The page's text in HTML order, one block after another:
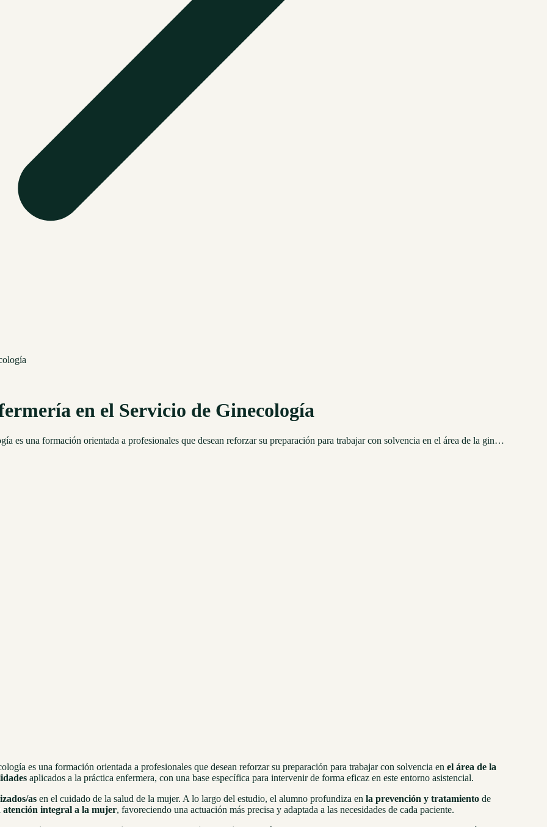
en el Servicio de Ginecología
es una formación orientada a profesionales que desean reforzar su preparación para trabajar con solvencia en el área de la gin…
es una formación orientada a profesionales que desean reforzar su preparación para trabajar con solvencia en el área de la
aplicados a la práctica enfermera, con una base específica para intervenir de forma eficaz en este entorno asistencial.
as en el cuidado de la salud de la mujer. A lo largo del estudio, el alumno profundiza en la prevención y tratamiento de
atención integral a la mujer, favoreciendo una actuación más precisa y adaptada a las necesidades de cada paciente.